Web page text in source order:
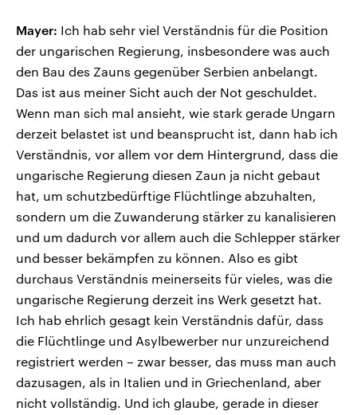
Mayer: Ich hab sehr viel Verständnis für die Position
der ungarischen Regierung, insbesondere was auch
den Bau des Zauns gegenüber Serbien anbelangt.
Das ist aus meiner Sicht auch der Not geschuldet.
Wenn man sich mal ansieht, wie stark gerade Ungarn
derzeit belastet ist und beansprucht ist, dann hab ich
Verständnis, vor allem vor dem Hintergrund, dass die
ungarische Regierung diesen Zaun ja nicht gebaut
hat, um schutzbedürftige Flüchtlinge abzuhalten,
sondern um die Zuwanderung stärker zu kanalisieren
und um dadurch vor allem auch die Schlepper stärker
und besser bekämpfen zu können. Also es gibt
durchaus Verständnis meinerseits für vieles, was die
ungarische Regierung derzeit ins Werk gesetzt hat.
Ich hab ehrlich gesagt kein Verständnis dafür, dass
die Flüchtlinge und Asylbewerber nur unzureichend
registriert werden – zwar besser, das muss man auch
dazusagen, als in Italien und in Griechenland, aber
nicht vollständig. Und ich glaube, gerade in dieser